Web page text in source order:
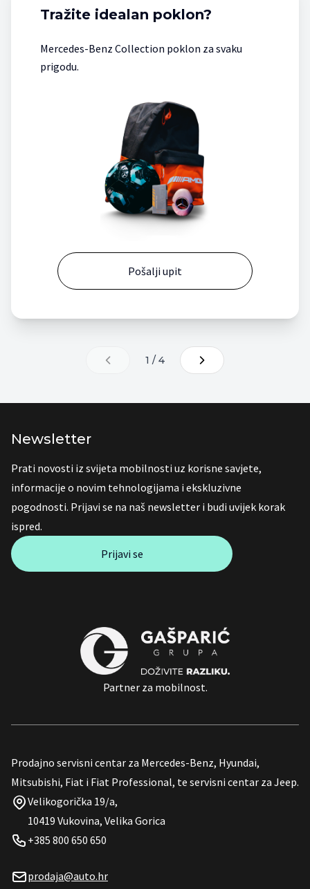
Tražite idealan poklon?
Mercedes-Benz Collection poklon za svaku
prigodu.
Pošalji upit
1 / 4
Newsletter
Prati novosti iz svijeta mobilnosti uz korisne savjete,
informacije o novim tehnologijama i ekskluzivne
pogodnosti. Prijavi se na naš newsletter i budi uvijek korak
ispred.
Prijavi se
Partner za mobilnost.
Prodajno servisni centar za Mercedes-Benz, Hyundai,
Mitsubishi, Fiat i Fiat Professional, te servisni centar za Jeep.
Velikogorička 19/a,
10419 Vukovina, Velika Gorica
+385 800 650 650
prodaja@auto.hr